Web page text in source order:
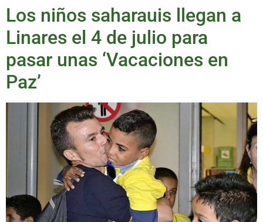
Los niños saharauis llegan a
Linares el 4 de julio para
pasar unas ‘Vacaciones en
Paz’